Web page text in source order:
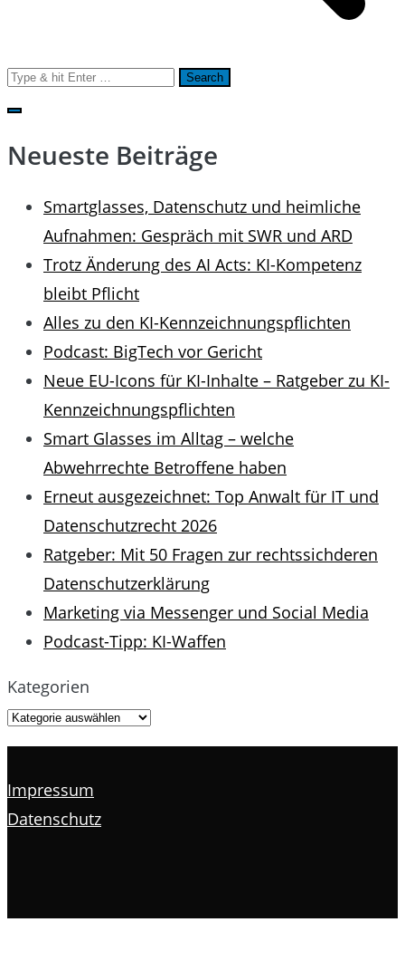
Search
for:
Neueste Beiträge
Smartglasses, Datenschutz und heimliche
Aufnahmen: Gespräch mit SWR und ARD
Trotz Änderung des AI Acts: KI-Kompetenz
bleibt Pflicht
Alles zu den KI-Kennzeichnungspflichten
Podcast: BigTech vor Gericht
Neue EU-Icons für KI-Inhalte – Ratgeber zu KI-
Kennzeichnungspflichten
Smart Glasses im Alltag – welche
Abwehrrechte Betroffene haben
Erneut ausgezeichnet: Top Anwalt für IT und
Datenschutzrecht 2026
Ratgeber: Mit 50 Fragen zur rechtssichderen
Datenschutzerklärung
Marketing via Messenger und Social Media
Podcast-Tipp: KI-Waffen
Kategorien
Impressum
Datenschutz